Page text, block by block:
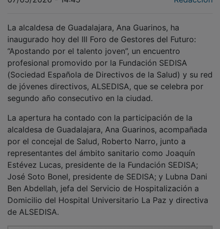
inaugurado hoy del III Foro de Gestores del Futuro:
“Apostando por el talento joven”, un encuentro
profesional promovido por la Fundación SEDISA
(Sociedad Española de Directivos de la Salud) y su red
de jóvenes directivos, ALSEDISA, que se celebra por
segundo año consecutivo en la ciudad.
alcaldesa de Guadalajara, Ana Guarinos, acompañada
por el concejal de Salud, Roberto Narro, junto a
representantes del ámbito sanitario como Joaquín
Estévez Lucas, presidente de la Fundación SEDISA;
José Soto Bonel, presidente de SEDISA; y Lubna Dani
Ben Abdellah, jefa del Servicio de Hospitalización a
Domicilio del Hospital Universitario La Paz y directiva
de ALSEDISA.